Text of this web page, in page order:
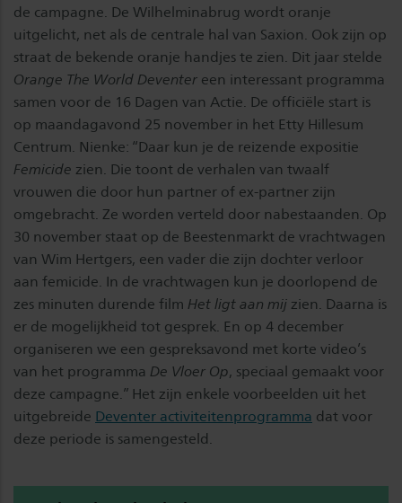
de campagne. De Wilhelminabrug wordt oranje
uitgelicht, net als de centrale hal van Saxion. Ook zijn op
straat de bekende oranje handjes te zien. Dit jaar stelde
Orange The World Deventer een interessant programma
samen voor de 16 Dagen van Actie. De officiële start is
op maandagavond 25 november in het Etty Hillesum
Centrum. Nienke: “Daar kun je de reizende expositie
Femicide zien. Die toont de verhalen van twaalf
vrouwen die door hun partner of ex-partner zijn
omgebracht. Ze worden verteld door nabestaanden. Op
30 november staat op de Beestenmarkt de vrachtwagen
van Wim Hertgers, een vader die zijn dochter verloor
aan femicide. In de vrachtwagen kun je doorlopend de
zes minuten durende film Het ligt aan mij zien. Daarna is
er de mogelijkheid tot gesprek. En op 4 december
organiseren we een gespreksavond met korte video’s
van het programma De Vloer Op, speciaal gemaakt voor
deze campagne.” Het zijn enkele voorbeelden uit het
uitgebreide Deventer activiteitenprogramma dat voor
deze periode is samengesteld.